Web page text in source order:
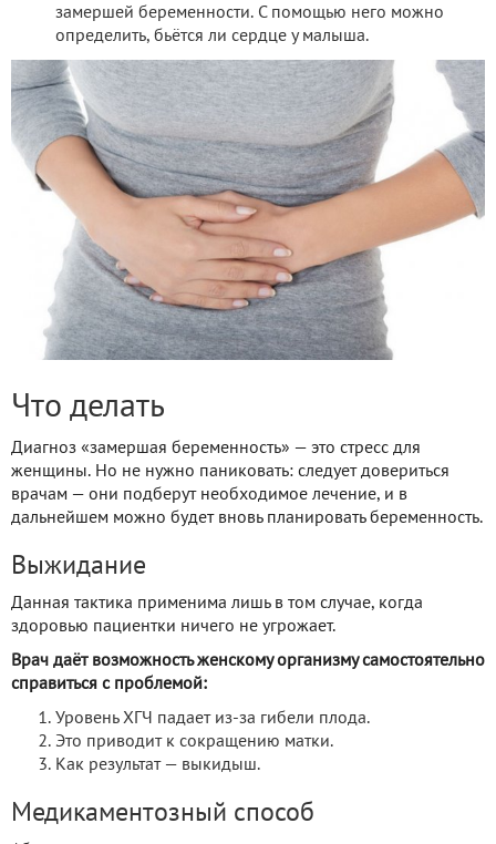
замершей беременности. С помощью него можно
определить, бьётся ли сердце у малыша.
Что делать
Диагноз «замершая беременность» — это стресс для
женщины. Но не нужно паниковать: следует довериться
врачам — они подберут необходимое лечение, и в
дальнейшем можно будет вновь планировать беременность.
Выжидание
Данная тактика применима лишь в том случае, когда
здоровью пациентки ничего не угрожает.
Врач даёт возможность женскому организму самостоятельно
справиться с проблемой:
Уровень ХГЧ падает из-за гибели плода.
Это приводит к сокращению матки.
Как результат — выкидыш.
Медикаментозный способ